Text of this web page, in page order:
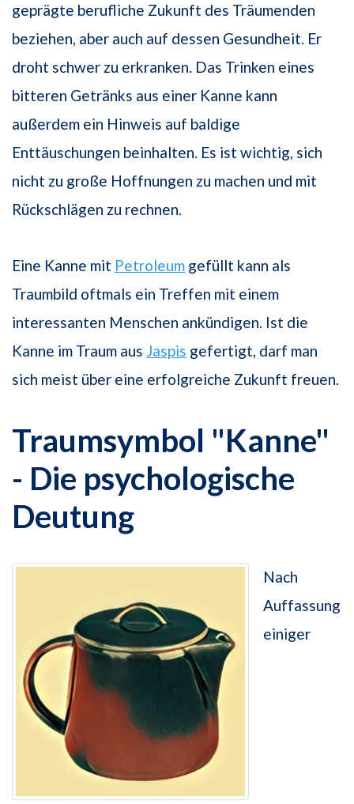
geprägte berufliche Zukunft des Träumenden
beziehen, aber auch auf dessen Gesundheit. Er
droht schwer zu erkranken. Das Trinken eines
bitteren Getränks aus einer Kanne kann
außerdem ein Hinweis auf baldige
Enttäuschungen beinhalten. Es ist wichtig, sich
nicht zu große Hoffnungen zu machen und mit
Rückschlägen zu rechnen.
Eine Kanne mit Petroleum gefüllt kann als
Traumbild oftmals ein Treffen mit einem
interessanten Menschen ankündigen. Ist die
Kanne im Traum aus Jaspis gefertigt, darf man
sich meist über eine erfolgreiche Zukunft freuen.
Traumsymbol "Kanne"
- Die psychologische
Deutung
Nach
Auffassung
einiger